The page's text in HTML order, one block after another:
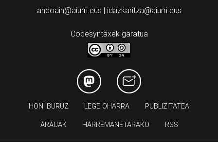
andoain@aiurri.eus | idazkaritza@aiurri.eus
Codesyntaxek garatua
HONI BURUZ LEGE OHARRA PUBLIZITATEA
ARAUAK HARREMANETARAKO RSS